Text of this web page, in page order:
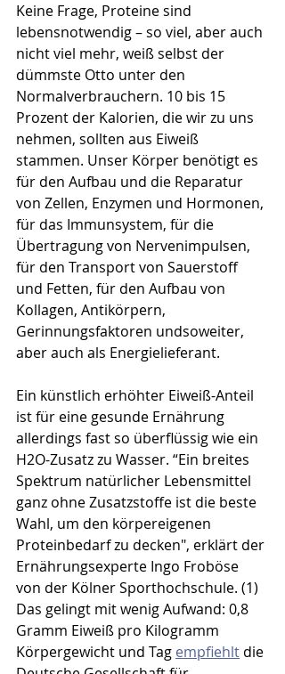
Keine Frage, Proteine sind
lebensnotwendig – so viel, aber auch
nicht viel mehr, weiß selbst der
dümmste Otto unter den
Normalverbrauchern. 10 bis 15
Prozent der Kalorien, die wir zu uns
nehmen, sollten aus Eiweiß
stammen. Unser Körper benötigt es
für den Aufbau und die Reparatur
von Zellen, Enzymen und Hormonen,
für das Immunsystem, für die
Übertragung von Nervenimpulsen,
für den Transport von Sauerstoff
und Fetten, für den Aufbau von
Kollagen, Antikörpern,
Gerinnungsfaktoren undsoweiter,
aber auch als Energielieferant.
Ein künstlich erhöhter Eiweiß-Anteil
ist für eine gesunde Ernährung
allerdings fast so überflüssig wie ein
H2O-Zusatz zu Wasser. “Ein breites
Spektrum natürlicher Lebensmittel
ganz ohne Zusatzstoffe ist die beste
Wahl, um den körpereigenen
Proteinbedarf zu decken", erklärt der
Ernährungsexperte Ingo Froböse
von der Kölner Sporthochschule. (1)
Das gelingt mit wenig Aufwand: 0,8
Gramm Eiweiß pro Kilogramm
Körpergewicht und Tag empfiehlt die